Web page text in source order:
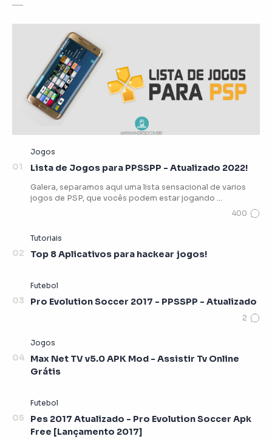
Lista de Jogos para PPSSPP - Atualizado 2022!
Galera, separamos aqui uma lista sensacional de varios
jogos de PSP, que vocês podem estar jogando …
Top 8 Aplicativos para hackear jogos!
Pro Evolution Soccer 2017 - PPSSPP - Atualizado
Max Net TV v5.0 APK Mod - Assistir Tv Online
Grátis
Pes 2017 Atualizado - Pro Evolution Soccer Apk
Free [Lançamento 2017]